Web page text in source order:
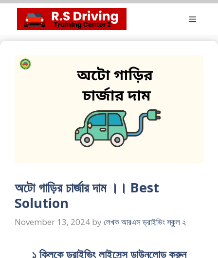
content
Menu
অটো গাড়ির চার্জার দাম ।। Best
Solution
November 13, 2024 by লেখক আরএস ড্রাইভিং স্কুল ২
১ ক্লিকে ড্রাইভিং লাইসেন্স ডাউনলোড করুন